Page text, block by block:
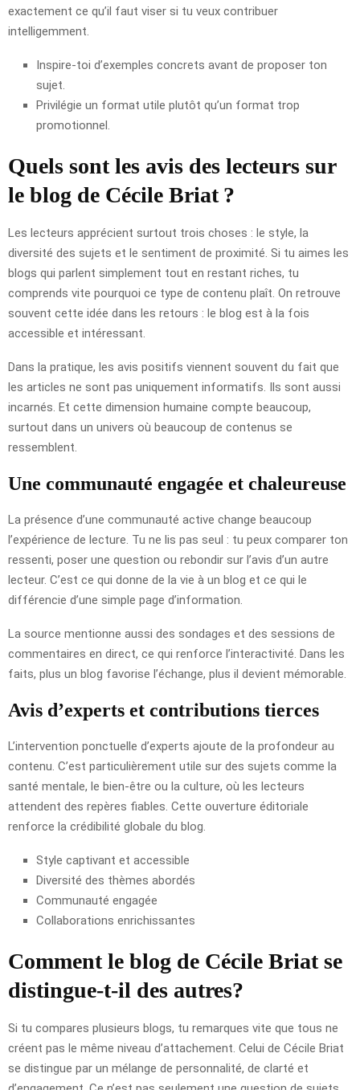
exactement ce qu’il faut viser si tu veux contribuer
intelligemment.
Inspire-toi d’exemples concrets avant de proposer ton
sujet.
Privilégie un format utile plutôt qu’un format trop
promotionnel.
Quels sont les avis des lecteurs sur
le blog de Cécile Briat ?
Les lecteurs apprécient surtout trois choses : le style, la
diversité des sujets et le sentiment de proximité. Si tu aimes les
blogs qui parlent simplement tout en restant riches, tu
comprends vite pourquoi ce type de contenu plaît. On retrouve
souvent cette idée dans les retours : le blog est à la fois
accessible et intéressant.
Dans la pratique, les avis positifs viennent souvent du fait que
les articles ne sont pas uniquement informatifs. Ils sont aussi
incarnés. Et cette dimension humaine compte beaucoup,
surtout dans un univers où beaucoup de contenus se
ressemblent.
Une communauté engagée et chaleureuse
La présence d’une communauté active change beaucoup
l’expérience de lecture. Tu ne lis pas seul : tu peux comparer ton
ressenti, poser une question ou rebondir sur l’avis d’un autre
lecteur. C’est ce qui donne de la vie à un blog et ce qui le
différencie d’une simple page d’information.
La source mentionne aussi des sondages et des sessions de
commentaires en direct, ce qui renforce l’interactivité. Dans les
faits, plus un blog favorise l’échange, plus il devient mémorable.
Avis d’experts et contributions tierces
L’intervention ponctuelle d’experts ajoute de la profondeur au
contenu. C’est particulièrement utile sur des sujets comme la
santé mentale, le bien-être ou la culture, où les lecteurs
attendent des repères fiables. Cette ouverture éditoriale
renforce la crédibilité globale du blog.
Style captivant et accessible
Diversité des thèmes abordés
Communauté engagée
Collaborations enrichissantes
Comment le blog de Cécile Briat se
distingue-t-il des autres?
Si tu compares plusieurs blogs, tu remarques vite que tous ne
créent pas le même niveau d’attachement. Celui de Cécile Briat
se distingue par un mélange de personnalité, de clarté et